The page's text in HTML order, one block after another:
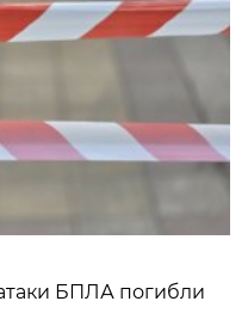
БПЛА погибли